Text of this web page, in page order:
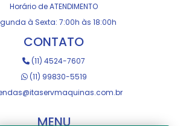
Horário de ATENDIMENTO
à Sexta: 7:00h às 18:00h
CONTATO
(11) 4524-7607
(11) 99830-5519
MENU